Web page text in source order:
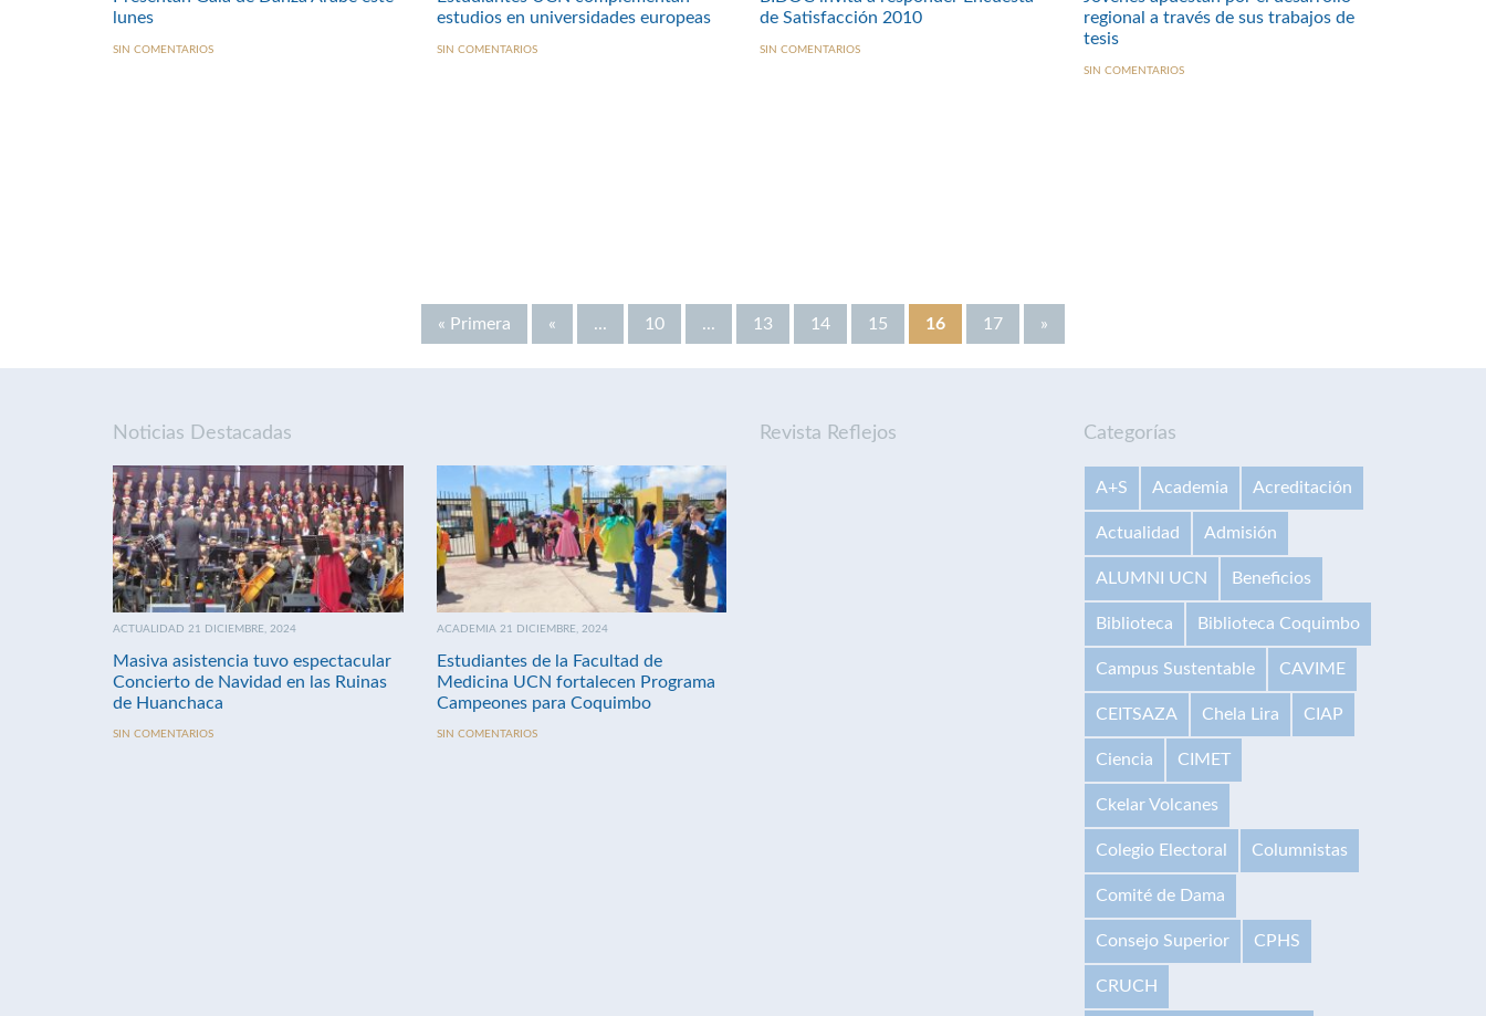
lunes
SIN COMENTARIOS
estudios en universidades europeas
SIN COMENTARIOS
de Satisfacción 2010
SIN COMENTARIOS
regional a través de sus trabajos de
tesis
SIN COMENTARIOS
« Primera « ... 10 ... 13 14 15 16 17 »
Noticias Destacadas
ACTUALIDAD 21 DICIEMBRE, 2024
Masiva asistencia tuvo espectacular
Concierto de Navidad en las Ruinas
de Huanchaca
SIN COMENTARIOS
ACADEMIA 21 DICIEMBRE, 2024
Estudiantes de la Facultad de
Medicina UCN fortalecen Programa
Campeones para Coquimbo
SIN COMENTARIOS
Revista Reflejos Categorías
A+S Academia Acreditación
Actualidad Admisión
ALUMNI UCN Beneficios
Biblioteca Biblioteca Coquimbo
Campus Sustentable CAVIME
CEITSAZA Chela Lira CIAP
Ciencia CIMET
Ckelar Volcanes
Colegio Electoral Columnistas
Comité de Dama
Consejo Superior CPHS
CRUCH